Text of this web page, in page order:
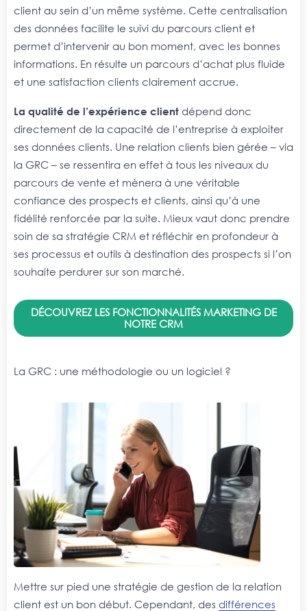
client au sein d’un même système. Cette centralisation
des données facilite le suivi du parcours client et
permet d’intervenir au bon moment, avec les bonnes
informations. En résulte un parcours d’achat plus fluide
et une satisfaction clients clairement accrue.
La qualité de l’expérience client dépend donc
directement de la capacité de l’entreprise à exploiter
ses données clients. Une relation clients bien gérée – via
la GRC – se ressentira en effet à tous les niveaux du
parcours de vente et mènera à une véritable
confiance des prospects et clients, ainsi qu’à une
fidélité renforcée par la suite. Mieux vaut donc prendre
soin de sa stratégie CRM et réfléchir en profondeur à
ses processus et outils à destination des prospects si l’on
souhaite perdurer sur son marché.
DÉCOUVREZ LES FONCTIONNALITÉS MARKETING DE
NOTRE CRM
La GRC : une méthodologie ou un logiciel ?
Mettre sur pied une stratégie de gestion de la relation
client est un bon début. Cependant, des différences